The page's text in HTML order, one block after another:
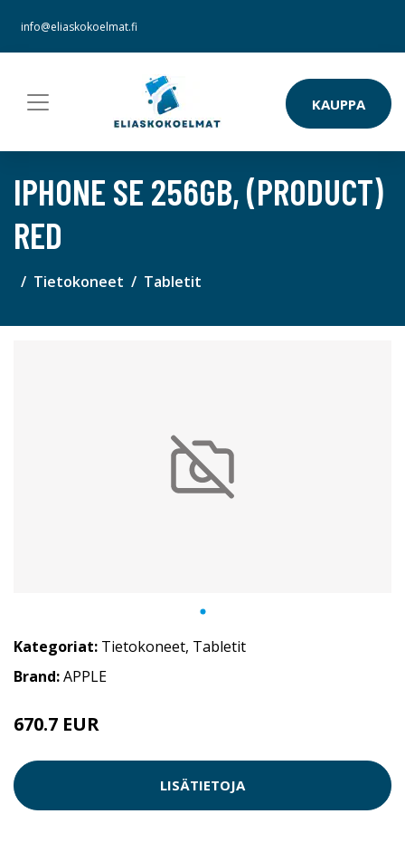
info@eliaskokoelmat.fi
KAUPPA
IPHONE SE 256GB, (PRODUCT)
RED
Tietokoneet Tabletit
Kategoriat: Tietokoneet, Tabletit
Brand:APPLE
670.7 EUR
LISÄTIETOJA